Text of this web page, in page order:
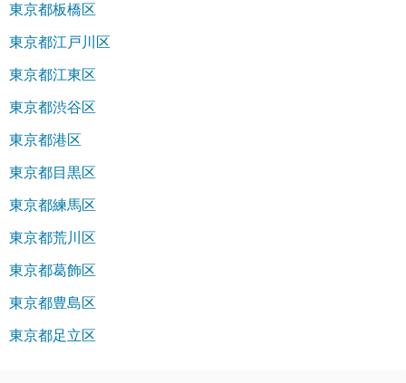
東京都板橋区
東京都江戸川区
東京都江東区
東京都渋谷区
東京都港区
東京都目黒区
東京都練馬区
東京都荒川区
東京都葛飾区
東京都豊島区
東京都足立区